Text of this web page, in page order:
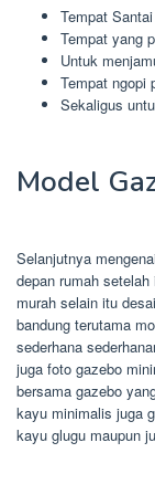
Tempat
Tempat yang
Untuk
Tempat ngopi
Sekaligus
Model
Selanjutnya
depan rumah
murah selain itu
bandung terutama
sederhana
juga foto gazebo
bersama gazebo
kayu minimalis juga
kayu glugu maupun